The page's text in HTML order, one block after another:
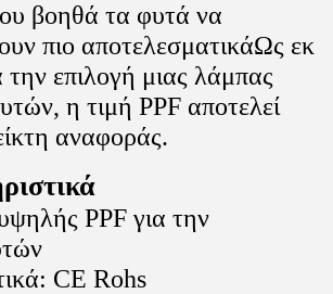
βοηθά τα φυτά να
πιο αποτελεσματικάΩς εκ
επιλογή μιας λάμπας
η τιμή PPF αποτελεί
αναφοράς.
PPF για την
CE Rohs